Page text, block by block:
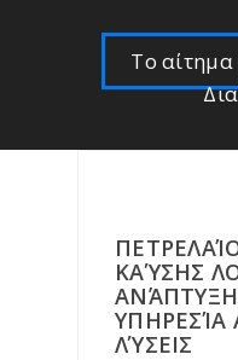
Το αίτημα
ΚΑΎΣΗΣ
ΥΠΗΡΕΣΊΑ
ΛΎΣΕΙΣ